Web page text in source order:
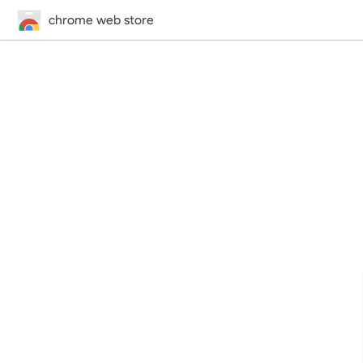
chrome web store